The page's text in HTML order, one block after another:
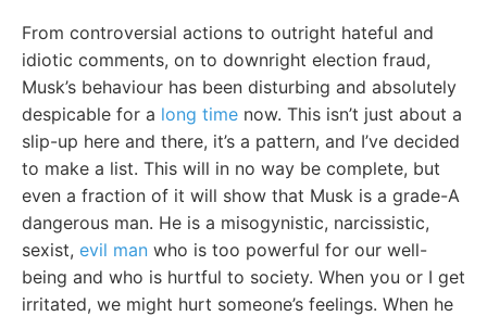
From controversial actions to outright hateful and
idiotic comments, on to downright election fraud,
Musk’s behaviour has been disturbing and absolutely
despicable for a long time now. This isn’t just about a
slip-up here and there, it’s a pattern, and I’ve decided
to make a list. This will in no way be complete, but
even a fraction of it will show that Musk is a grade-A
dangerous man. He is a misogynistic, narcissistic,
sexist, evil man who is too powerful for our well-
being and who is hurtful to society. When you or I get
irritated, we might hurt someone’s feelings. When he